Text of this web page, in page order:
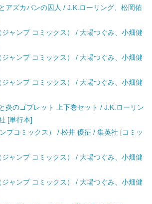
アズカバンの囚人 / J.K.ローリング、松岡佑
ャンプ コミックス） / 大場つぐみ、小畑健
ャンプ コミックス） / 大場つぐみ、小畑健
ャンプ コミックス） / 大場つぐみ、小畑健
炎のゴブレット 上下巻セット / J.K.ローリン
[単行本]
プコミックス） / 松井 優征 / 集英社 [コミッ
ャンプ コミックス） / 大場つぐみ、小畑健
ャンプ コミックス） / 大場つぐみ、小畑健